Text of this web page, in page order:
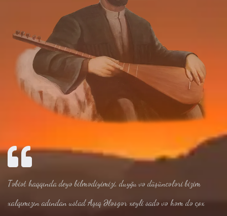
Təbiət haqqında deyə bilmədiyimizi, duyğu və düşüncələri bizim
xalqımızın adından ustad Aşıq Ələsgər xeyli sadə və həm də çox